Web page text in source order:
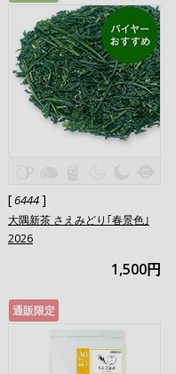
[6444]
大隅新茶 さえみどり｢春景色｣
2026
1,500円
通販限定